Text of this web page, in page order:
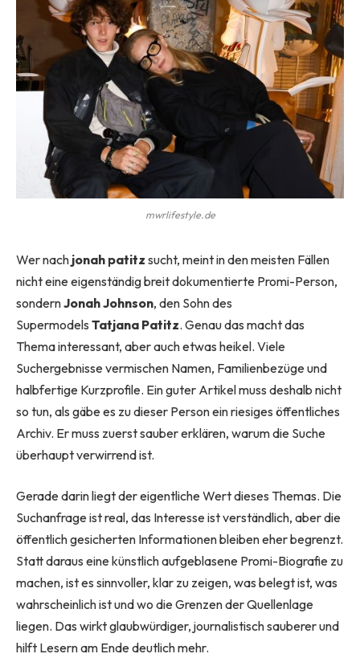
mwrlifestyle.de
Wer nach jonah patitz sucht, meint in den meisten Fällen
nicht eine eigenständig breit dokumentierte Promi-Person,
sondernJonah Johnson, den Sohn des
Supermodels Tatjana Patitz. Genau das macht das
Thema interessant, aber auch etwas heikel. Viele
Suchergebnisse vermischen Namen, Familienbezüge und
halbfertige Kurzprofile. Ein guter Artikel muss deshalb nicht
so tun, als gäbe es zu dieser Person ein riesiges öffentliches
Archiv. Er muss zuerst sauber erklären, warum die Suche
überhaupt verwirrend ist.
Gerade darin liegt der eigentliche Wert dieses Themas. Die
Suchanfrage ist real, das Interesse ist verständlich, aber die
öffentlich gesicherten Informationen bleiben eher begrenzt.
Statt daraus eine künstlich aufgeblasene Promi-Biografie zu
machen, ist es sinnvoller, klar zu zeigen, was belegt ist, was
wahrscheinlich ist und wo die Grenzen der Quellenlage
liegen. Das wirkt glaubwürdiger, journalistisch sauberer und
hilft Lesern am Ende deutlich mehr.